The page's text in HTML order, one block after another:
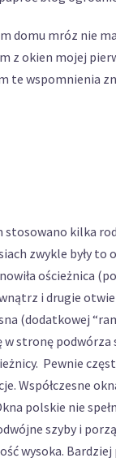
domu mróz nie
z okien mojej
te
kilka
zwykle były
ościeżnica
i drugie
(dodatkowej
stronę podwórza
Pewnie
Współczesne
polskie nie
szyby i
wysoka.